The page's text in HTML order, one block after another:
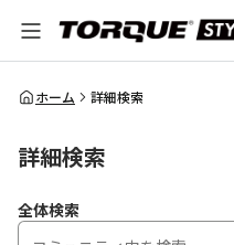
全体検索
ホーム 詳細検索
詳細検索
全体検索